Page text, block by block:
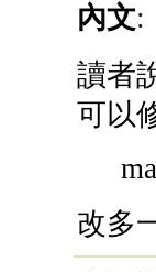
內文:
讀者
可以
改多